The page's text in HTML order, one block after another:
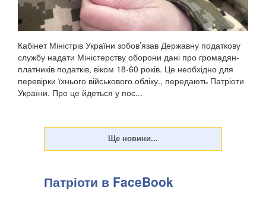
Кабінет Міністрів України зобов’язав Державну податкову
службу надати Міністерству оборони дані про громадян-
платників податків, віком 18-60 років. Це необхідно для
перевірки їхнього військового обліку., передають Патріоти
України. Про це йдеться у пос...
Патріоти в FaceBook